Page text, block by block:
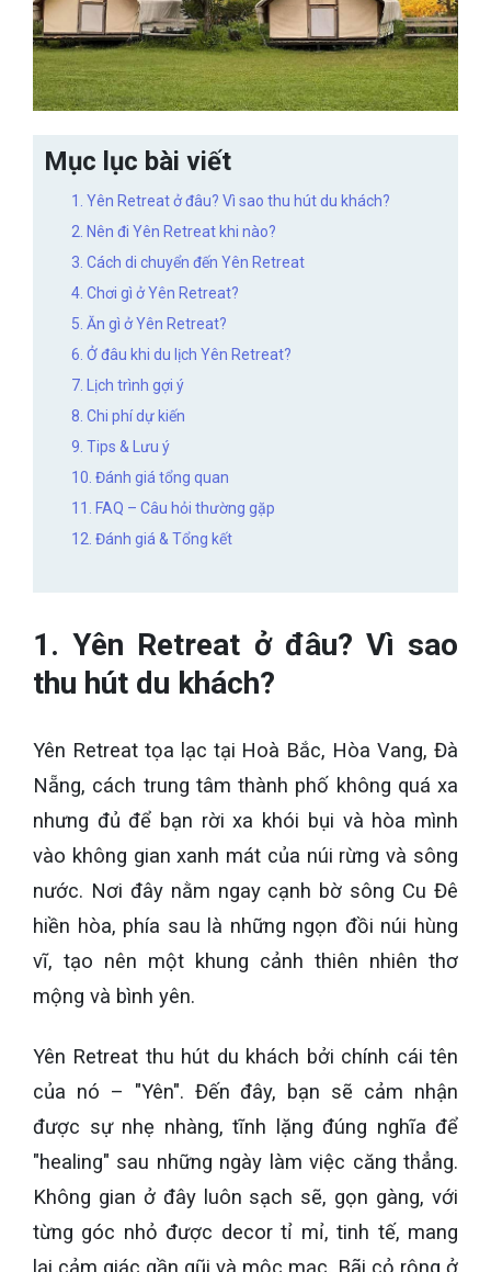
Mục lục bài viết
1. Yên Retreat ở đâu? Vì sao thu hút du khách?
2. Nên đi Yên Retreat khi nào?
3. Cách di chuyển đến Yên Retreat
4. Chơi gì ở Yên Retreat?
5. Ăn gì ở Yên Retreat?
6. Ở đâu khi du lịch Yên Retreat?
7. Lịch trình gợi ý
8. Chi phí dự kiến
9. Tips & Lưu ý
10. Đánh giá tổng quan
11. FAQ – Câu hỏi thường gặp
12. Đánh giá & Tổng kết
1. Yên Retreat ở đâu? Vì sao
thu hút du khách?
Yên Retreat tọa lạc tại Hoà Bắc, Hòa Vang, Đà
Nẵng, cách trung tâm thành phố không quá xa
nhưng đủ để bạn rời xa khói bụi và hòa mình
vào không gian xanh mát của núi rừng và sông
nước. Nơi đây nằm ngay cạnh bờ sông Cu Đê
hiền hòa, phía sau là những ngọn đồi núi hùng
vĩ, tạo nên một khung cảnh thiên nhiên thơ
mộng và bình yên.
Yên Retreat thu hút du khách bởi chính cái tên
của nó – "Yên". Đến đây, bạn sẽ cảm nhận
được sự nhẹ nhàng, tĩnh lặng đúng nghĩa để
"healing" sau những ngày làm việc căng thẳng.
Không gian ở đây luôn sạch sẽ, gọn gàng, với
từng góc nhỏ được decor tỉ mỉ, tinh tế, mang
lại cảm giác gần gũi và mộc mạc. Bãi cỏ rộng ở